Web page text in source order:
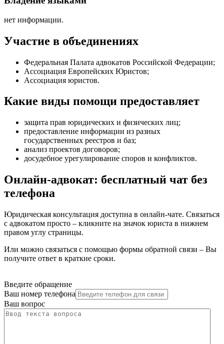
нет информации.
Участие в объединениях
Федеральная Палата адвокатов Российской Федерации;
Ассоциация Европейских Юристов;
Ассоциация юристов.
Какие виды помощи предоставляет
защита прав юридических и физических лиц;
предоставление информации из разных
государственных реестров и баз;
анализ проектов договоров;
досудебное урегулирование споров и конфликтов.
Онлайн-адвокат: бесплатный чат без
телефона
Юридическая консультация доступна в онлайн-чате. Связаться
с адвокатом просто – кликните на значок юриста в нижнем
правом углу страницы.
Или можно связаться с помощью формы обратной связи – Вы
получите ответ в краткие сроки.
Введите обращение
Ваш номер телефона
Ваш вопрос